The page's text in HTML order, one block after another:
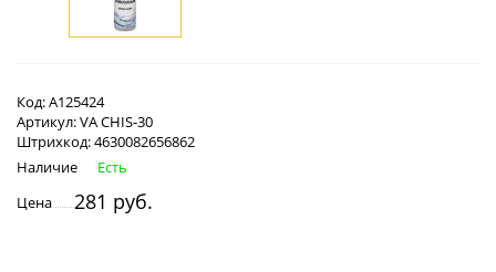
Код:А125424
Артикул:VA CHIS-30
Штрихкод:4630082656862
Наличие
Есть
Цена
281 руб.